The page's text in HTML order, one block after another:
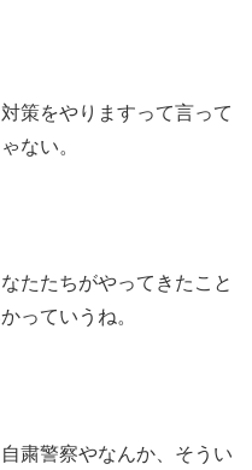
策をやりますって言って
ない。
たたちがやってきたこと
っていうね。
粛警察やなんか、そうい